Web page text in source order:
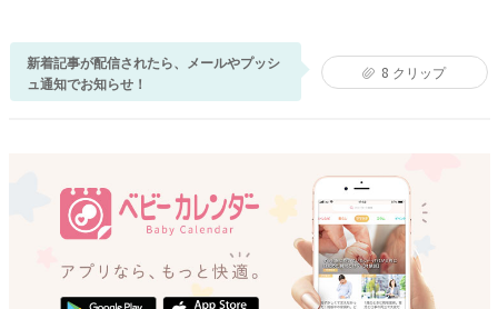
新着記事が配信されたら、メールやプッシ
ュ通知でお知らせ！
8 クリップ